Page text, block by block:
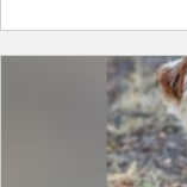
kennenzulernen
verbringen.